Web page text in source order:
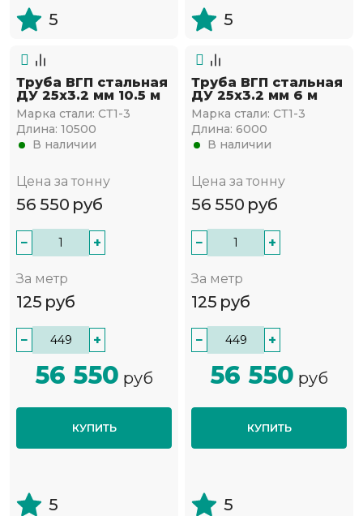
5 5
Труба ВГП стальная
ДУ 25х3.2 мм 10.5 м
Марка стали: СТ1-3
Длина: 10500
В наличии
Цена за тонну
56 550 руб
− +
За метр
125 руб
− +
56 550 руб
КУПИТЬ
5
Труба ВГП стальная
ДУ 25х3.2 мм 6 м
Марка стали: СТ1-3
Длина: 6000
В наличии
Цена за тонну
56 550 руб
− +
За метр
125 руб
− +
56 550 руб
КУПИТЬ
5